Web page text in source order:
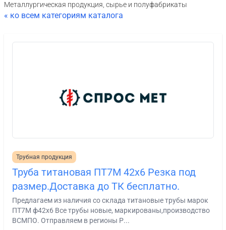
Металлургическая продукция, сырье и полуфабрикаты
« ко всем категориям каталога
Трубная продукция
Труба титановая ПТ7М 42х6 Резка под
размер.Доставка до ТК бесплатно.
Предлагаем из наличия со склада титановые трубы марок
ПТ7М ф42х6 Все трубы новые, маркированы,производство
ВСМПО. Отправляем в регионы Р...